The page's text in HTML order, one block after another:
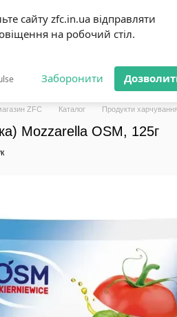
сайту zfc.in.ua відправляти
на робочий стіл.
Заборонити
Обмін та повернення
ZFC Каталог Продукти
Mozzarella OSM, 125г